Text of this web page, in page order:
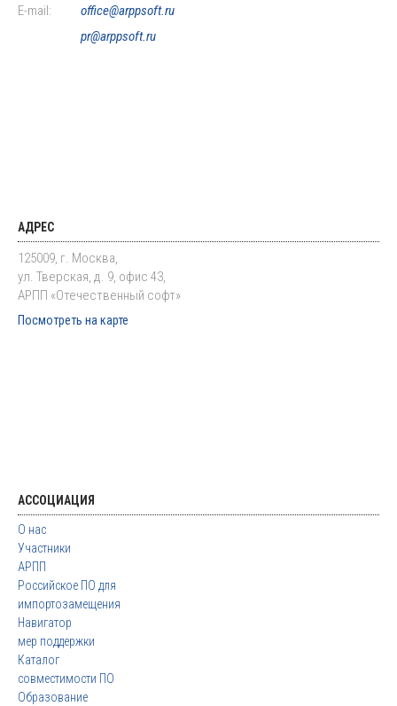
E-mail:
office@arppsoft.ru
pr@arppsoft.ru
АДРЕС
125009, г. Москва,
ул. Тверская, д. 9, офис 43,
АРПП «Отечественный софт»
Посмотреть на карте
АССОЦИАЦИЯ
О нас
Участники
АРПП
Российское ПО для
импортозамещения
Навигатор
мер поддержки
Каталог
совместимости ПО
Образование